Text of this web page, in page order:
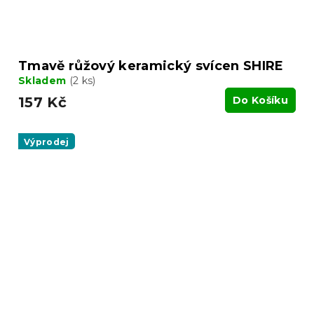
Tmavě růžový keramický svícen SHIRE
Skladem (2 ks)
157 Kč Do Košíku
Výprodej